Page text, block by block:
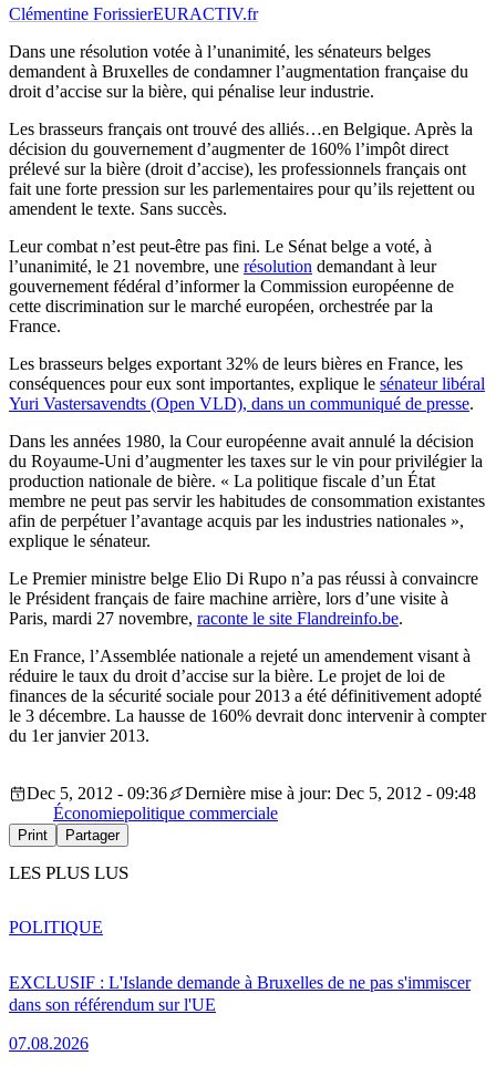
Clémentine ForissierEURACTIV.fr
Dans une résolution votée à l’unanimité, les sénateurs belges
demandent à Bruxelles de condamner l’augmentation française du
droit d’accise sur la bière, qui pénalise leur industrie.
Les brasseurs français ont trouvé des alliés…en Belgique. Après la
décision du gouvernement d’augmenter de 160% l’impôt direct
prélevé sur la bière (droit d’accise), les professionnels français ont
fait une forte pression sur les parlementaires pour qu’ils rejettent ou
amendent le texte. Sans succès.
Leur combat n’est peut-être pas fini. Le Sénat belge a voté, à
l’unanimité, le 21 novembre, une résolution demandant à leur
gouvernement fédéral d’informer la Commission européenne de
cette discrimination sur le marché européen, orchestrée par la
France.
Les brasseurs belges exportant 32% de leurs bières en France, les
conséquences pour eux sont importantes, explique le sénateur libéral
Yuri Vastersavendts (Open VLD), dans un communiqué de presse.
Dans les années 1980, la Cour européenne avait annulé la décision
du Royaume-Uni d’augmenter les taxes sur le vin pour privilégier la
production nationale de bière. « La politique fiscale d’un État
membre ne peut pas servir les habitudes de consommation existantes
afin de perpétuer l’avantage acquis par les industries nationales »,
explique le sénateur.
Le Premier ministre belge Elio Di Rupo n’a pas réussi à convaincre
le Président français de faire machine arrière, lors d’une visite à
Paris, mardi 27 novembre, raconte le site Flandreinfo.be.
En France, l’Assemblée nationale a rejeté un amendement visant à
réduire le taux du droit d’accise sur la bière. Le projet de loi de
finances de la sécurité sociale pour 2013 a été définitivement adopté
le 3 décembre. La hausse de 160% devrait donc intervenir à compter
du 1er janvier 2013.
Dec 5, 2012 - 09:36
Dernière mise à jour: Dec 5, 2012 - 09:48
Économiepolitique commerciale
Print Partager
LES PLUS LUS
EXCLUSIF : L'Islande demande à Bruxelles de ne pas s'immiscer
dans son référendum sur l'UE
07.08.2026
POLITIQUE